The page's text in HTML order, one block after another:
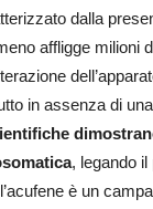
dalla
affligge milioni
in assenza di
, legando
è un